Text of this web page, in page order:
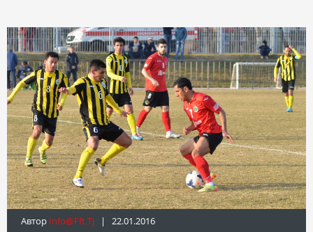
Автор Info@fft.tj | 22.01.2016